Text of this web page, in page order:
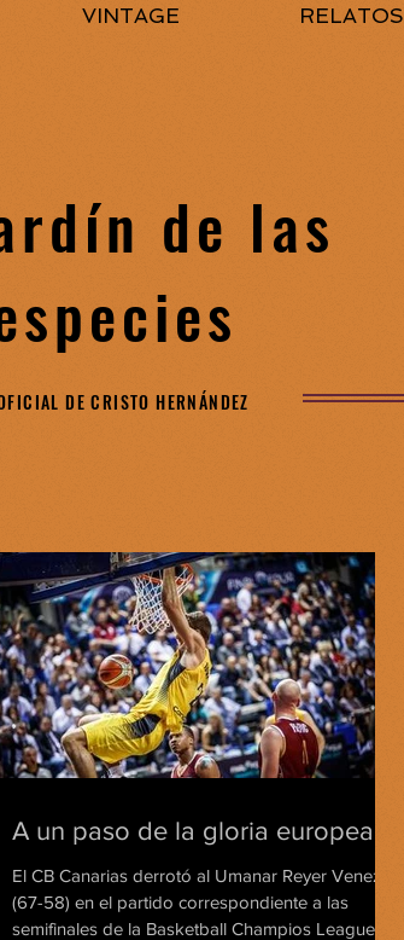
VINTAGE RELATOS
de las
DE CRISTO HERNÁNDEZ
A un paso de la gloria europea
El CB Canarias derrotó al Umanar Reyer Venezia
(67-58) en el partido correspondiente a las
semifinales de la Basketball Champios League....